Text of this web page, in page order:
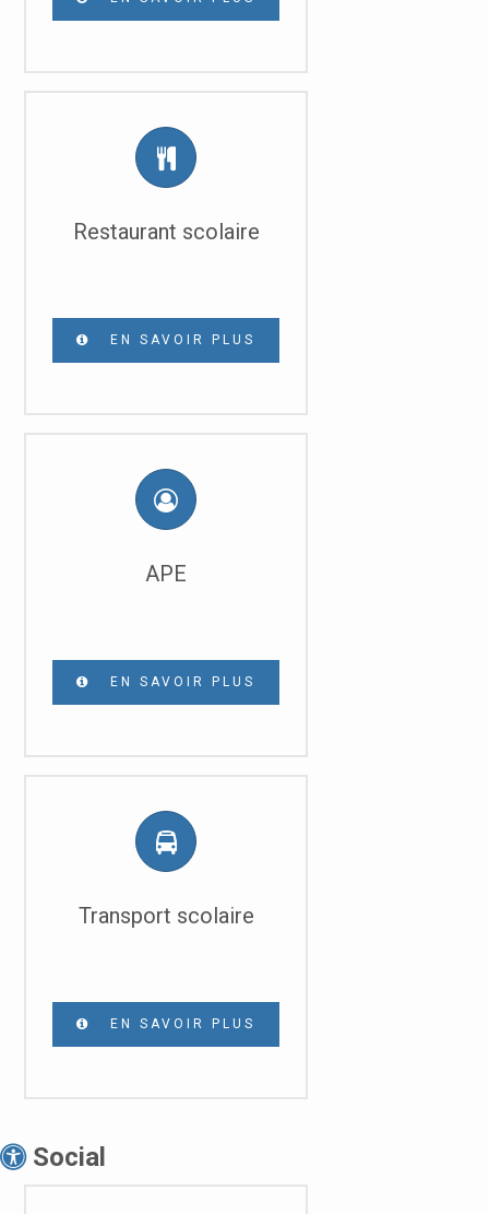
Restaurant scolaire
EN SAVOIR PLUS
APE
EN SAVOIR PLUS
Transport scolaire
EN SAVOIR PLUS
Social